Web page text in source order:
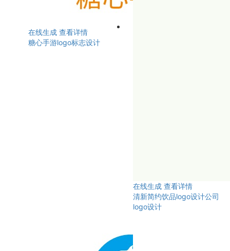
在线生成 查看详情
糖心手游logo标志设计
在线生成 查看详情
清新简约饮品logo设计公司
logo设计